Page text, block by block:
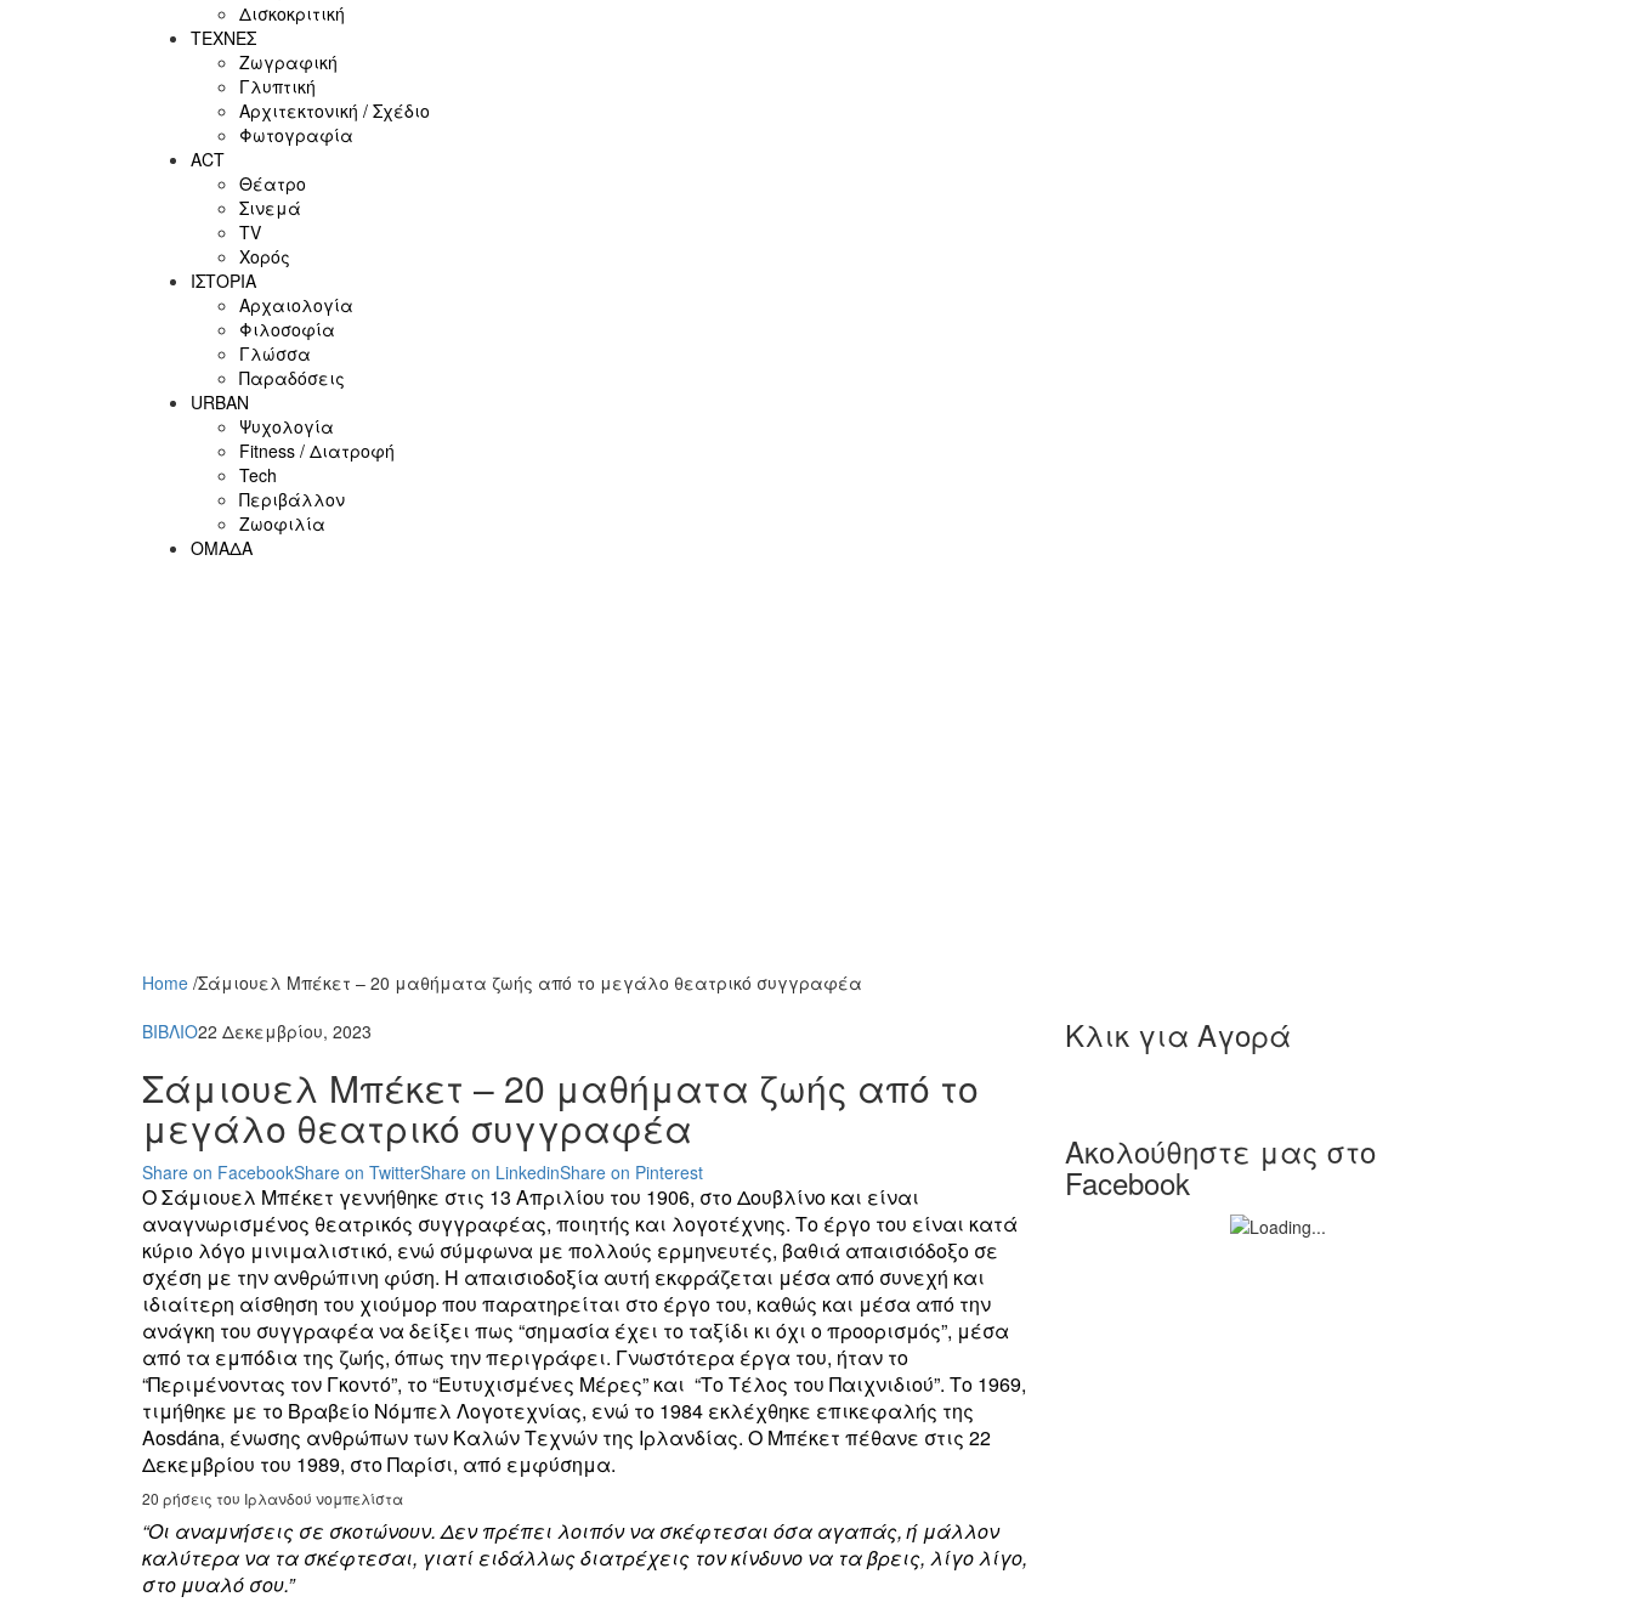
Δισκοκριτική
ΤΕΧΝΕΣ
Ζωγραφική
Γλυπτική
Αρχιτεκτονική / Σχέδιο
Φωτογραφία
ACT
Θέατρο
Σινεμά
ΤV
Χορός
ΙΣΤΟΡΙΑ
Αρχαιολογία
Φιλοσοφία
Γλώσσα
Παραδόσεις
URBAN
Ψυχολογία
Fitness / Διατροφή
Tech
Περιβάλλον
Ζωοφιλία
ΟΜΑΔΑ
Home /Σάμιουελ Μπέκετ – 20 μαθήματα ζωής από το μεγάλο θεατρικό συγγραφέα
ΒΙΒΛΙΟ22 Δεκεμβρίου, 2023
Σάμιουελ Μπέκετ – 20 μαθήματα ζωής από το
μεγάλο θεατρικό συγγραφέα
Share on FacebookShare on TwitterShare on LinkedinShare on Pinterest
Ο Σάμιουελ Μπέκετ γεννήθηκε στις 13 Απριλίου του 1906, στο Δουβλίνο και είναι
αναγνωρισμένος θεατρικός συγγραφέας, ποιητής και λογοτέχνης. Το έργο του είναι κατά
κύριο λόγο μινιμαλιστικό, ενώ σύμφωνα με πολλούς ερμηνευτές, βαθιά απαισιόδοξο σε
σχέση με την ανθρώπινη φύση. Η απαισιοδοξία αυτή εκφράζεται μέσα από συνεχή και
ιδιαίτερη αίσθηση του χιούμορ που παρατηρείται στο έργο του, καθώς και μέσα από την
ανάγκη του συγγραφέα να δείξει πως “σημασία έχει το ταξίδι κι όχι ο προορισμός”, μέσα
από τα εμπόδια της ζωής, όπως την περιγράφει. Γνωστότερα έργα του, ήταν το
“Περιμένοντας τον Γκοντό”, το “Ευτυχισμένες Μέρες” και “Το Τέλος του Παιχνιδιού”. Το 1969,
τιμήθηκε με το Βραβείο Νόμπελ Λογοτεχνίας, ενώ το 1984 εκλέχθηκε επικεφαλής της
Aosdána, ένωσης ανθρώπων των Καλών Τεχνών της Ιρλανδίας. Ο Μπέκετ πέθανε στις 22
Δεκεμβρίου του 1989, στο Παρίσι, από εμφύσημα.
20 ρήσεις του Ιρλανδού νομπελίστα
“Οι αναμνήσεις σε σκοτώνουν. Δεν πρέπει λοιπόν να σκέφτεσαι όσα αγαπάς, ή μάλλον
καλύτερα να τα σκέφτεσαι, γιατί ειδάλλως διατρέχεις τον κίνδυνο να τα βρεις, λίγο λίγο,
στο μυαλό σου.”
Κλικ για Αγορά
Ακολούθηστε μας στο
Facebook